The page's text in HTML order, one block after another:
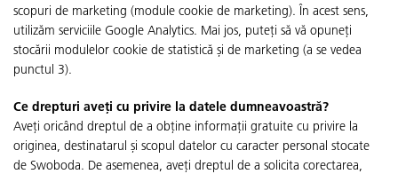
scopuri de marketing (module cookie de marketing). În acest sens,
utilizăm serviciile Google Analytics. Mai jos, puteți să vă opuneți
stocării modulelor cookie de statistică și de marketing (a se vedea
punctul 3).
Ce drepturi aveți cu privire la datele dumneavoastră?
Aveți oricând dreptul de a obține informații gratuite cu privire la
originea, destinatarul și scopul datelor cu caracter personal stocate
de Swoboda. De asemenea, aveți dreptul de a solicita corectarea,